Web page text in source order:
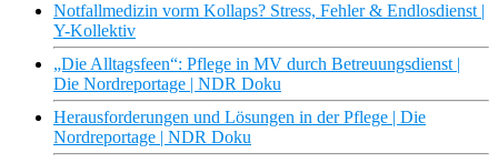
Notfallmedizin vorm Kollaps? Stress, Fehler & Endlosdienst |
Y-Kollektiv
„Die Alltagsfeen“: Pflege in MV durch Betreuungsdienst |
Die Nordreportage | NDR Doku
Herausforderungen und Lösungen in der Pflege | Die
Nordreportage | NDR Doku